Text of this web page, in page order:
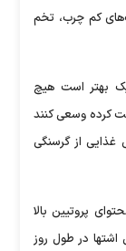
کم چرب، تخم
بهتر است هیچ
کرده وسعی کنند
از گرسنگی
پروتیین بالا
در طول روز